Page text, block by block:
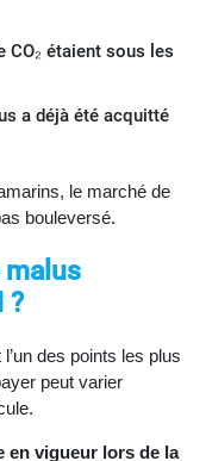
étaient sous les
a déjà été acquitté
le marché de
bouleversé.
malus
?
des points les plus
peut varier
en vigueur lors de la